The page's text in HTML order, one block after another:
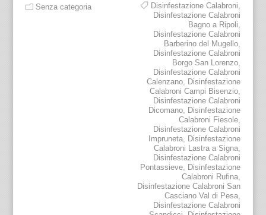
Senza categoria Disinfestazione Calabroni
Disinfestazione Calabroni
Bagno a Ripoli
Disinfestazione Calabroni
Barberino del Mugello
Disinfestazione Calabroni
Borgo San Lorenzo
Disinfestazione Calabroni
Calenzano Disinfestazione
Calabroni Campi Bisenzio
Disinfestazione Calabroni
Dicomano Disinfestazione
Calabroni Fiesole
Disinfestazione Calabroni
Impruneta Disinfestazione
Calabroni Lastra a Signa
Disinfestazione Calabroni
Pontassieve Disinfestazione
Calabroni Rufina
Disinfestazione Calabroni San
Casciano Val di Pesa
Disinfestazione Calabroni